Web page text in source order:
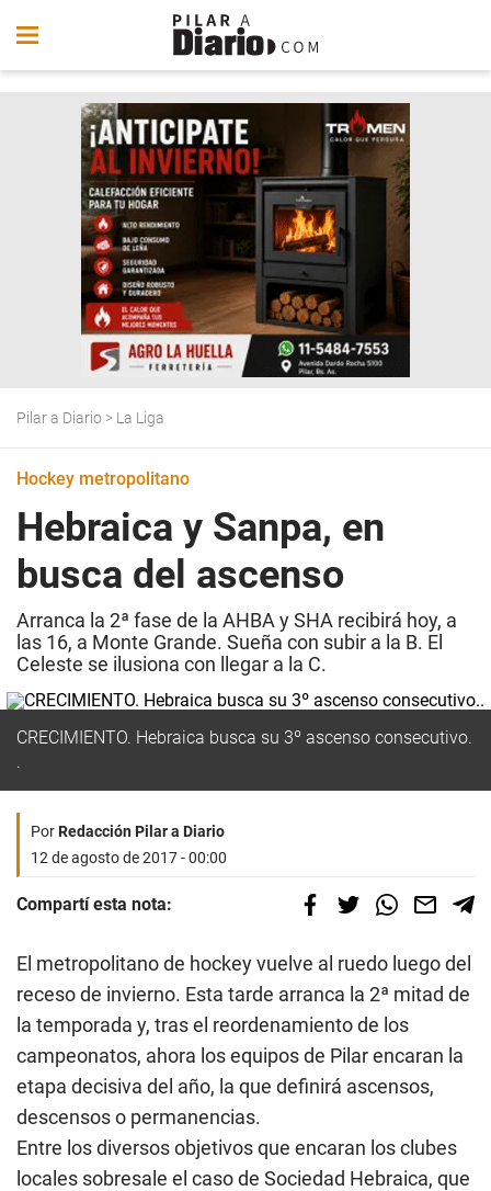
Pilar a Diario > La Liga
Hockey metropolitano
Hebraica y Sanpa, en
busca del ascenso
Arranca la 2ª fase de la AHBA y SHA recibirá hoy, a
las 16, a Monte Grande. Sueña con subir a la B. El
Celeste se ilusiona con llegar a la C.
CRECIMIENTO. Hebraica busca su 3º ascenso consecutivo.
.
PorRedacción Pilar a Diario
12 de agosto de 2017 - 00:00
Compartí esta nota:
El metropolitano de hockey vuelve al ruedo luego del
receso de invierno. Esta tarde arranca la 2ª mitad de
la temporada y, tras el reordenamiento de los
campeonatos, ahora los equipos de Pilar encaran la
etapa decisiva del año, la que definirá ascensos,
descensos o permanencias.
Entre los diversos objetivos que encaran los clubes
locales sobresale el caso de Sociedad Hebraica, que